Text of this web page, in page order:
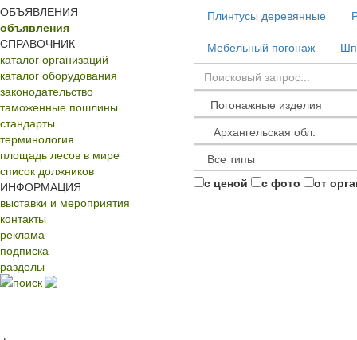
ОБЪЯВЛЕНИЯ
объявления
СПРАВОЧНИК
каталог организаций
каталог оборудования
законодательство
таможенные пошлины
стандарты
терминология
площадь лесов в мире
список должников
ИНФОРМАЦИЯ
выставки и мероприятия
контакты
реклама
подписка
разделы
поиск
Плинтусы деревянные
Мебельный погонаж
с ценой с фото от